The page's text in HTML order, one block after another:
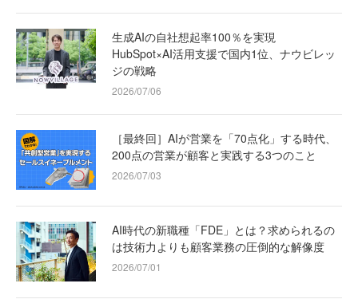
生成AIの自社想起率100％を実現
HubSpot×AI活用支援で国内1位、ナウビレッ
ジの戦略
2026/07/06
［最終回］AIが営業を「70点化」する時代、
200点の営業が顧客と実践する3つのこと
2026/07/03
AI時代の新職種「FDE」とは？求められるの
は技術力よりも顧客業務の圧倒的な解像度
2026/07/01